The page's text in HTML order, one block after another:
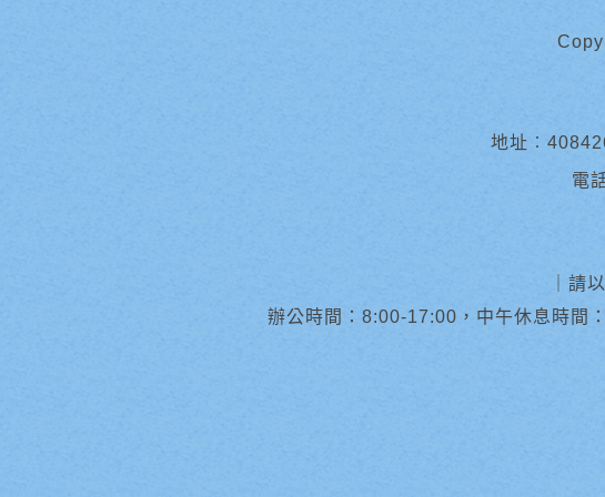
地址
電
請
辦公時間：8:00-17:00，中午休息時間